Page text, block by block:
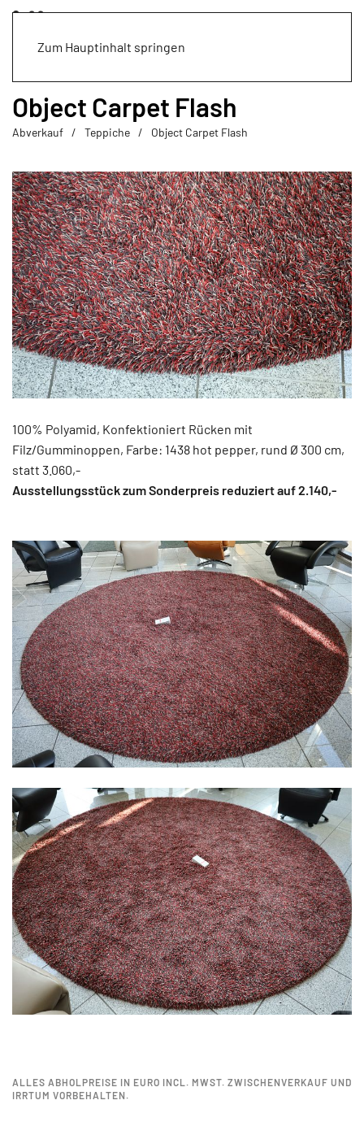
Zum Hauptinhalt springen
Object Carpet Flash
Abverkauf Teppiche Object Carpet Flash
100% Polyamid, Konfektioniert Rücken mit
Filz/Gumminoppen, Farbe: 1438 hot pepper, rund Ø 300 cm,
statt 3.060,-
Ausstellungsstück zum Sonderpreis reduziert auf 2.140,-
ALLES ABHOLPREISE IN EURO INCL. MWST. ZWISCHENVERKAUF UND
IRRTUM VORBEHALTEN.